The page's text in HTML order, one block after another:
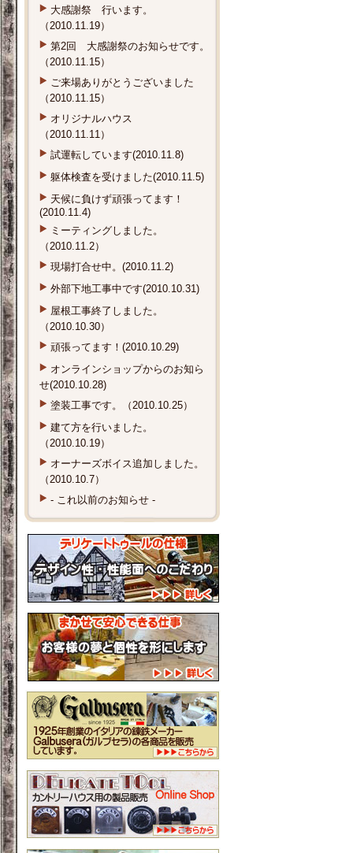
大感謝祭 行います。
（2010.11.19）
第2回 大感謝祭のお知らせです。
（2010.11.15）
ご来場ありがとうございました
（2010.11.15）
オリジナルハウス
（2010.11.11）
試運転しています(2010.11.8)
躯体検査を受けました(2010.11.5)
天候に負けず頑張ってます！
(2010.11.4)
ミーティングしました。
（2010.11.2）
現場打合せ中。(2010.11.2)
外部下地工事中です(2010.10.31)
屋根工事終了しました。
（2010.10.30）
頑張ってます！(2010.10.29)
オンラインショップからのお知ら
せ(2010.10.28)
塗装工事です。（2010.10.25）
建て方を行いました。
（2010.10.19）
オーナーズボイス追加しました。
（2010.10.7）
- これ以前のお知らせ -